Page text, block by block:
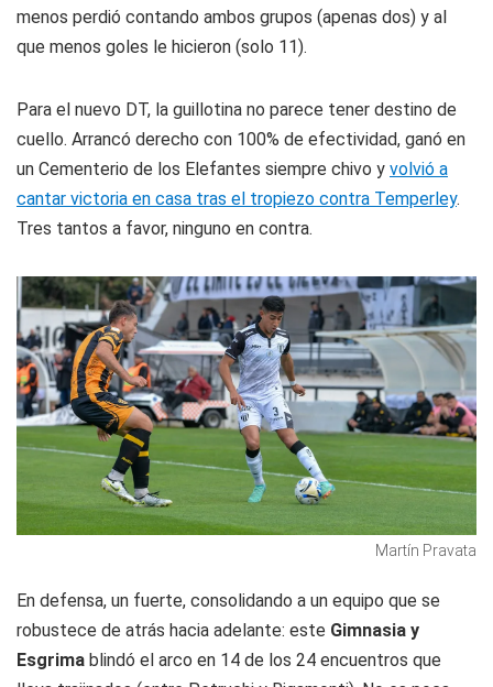
menos perdió contando ambos grupos (apenas dos) y al
que menos goles le hicieron (solo 11).
Para el nuevo DT, la guillotina no parece tener destino de
cuello. Arrancó derecho con 100% de efectividad, ganó en
un Cementerio de los Elefantes siempre chivo y volvió a
cantar victoria en casa tras el tropiezo contra Temperley.
Tres tantos a favor, ninguno en contra.
Martín Pravata
En defensa, un fuerte, consolidando a un equipo que se
robustece de atrás hacia adelante: este Gimnasia y
Esgrima blindó el arco en 14 de los 24 encuentros que